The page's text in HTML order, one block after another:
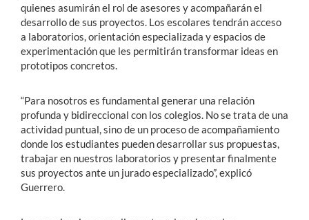
quienes asumirán el rol de asesores y acompañarán el
desarrollo de sus proyectos. Los escolares tendrán acceso
a laboratorios, orientación especializada y espacios de
experimentación que les permitirán transformar ideas en
prototipos concretos.
“Para nosotros es fundamental generar una relación
profunda y bidireccional con los colegios. No se trata de una
actividad puntual, sino de un proceso de acompañamiento
donde los estudiantes pueden desarrollar sus propuestas,
trabajar en nuestros laboratorios y presentar finalmente
sus proyectos ante un jurado especializado”, explicó
Guerrero.